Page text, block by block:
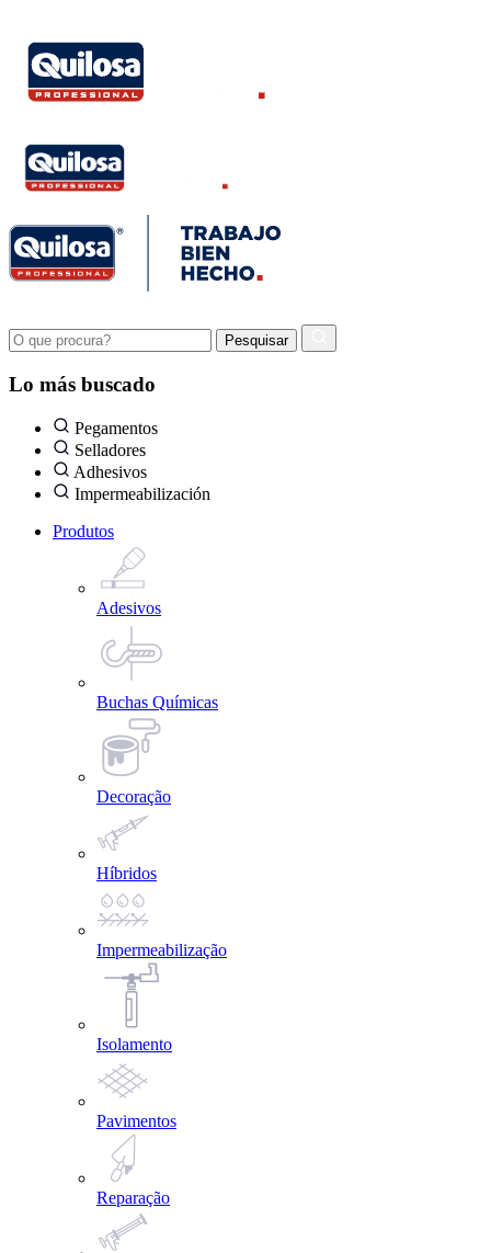
Lo más buscado
Pegamentos
Selladores
Adhesivos
Impermeabilización
Produtos
Adesivos
Buchas Químicas
Decoração
Híbridos
Impermeabilização
Isolamento
Pavimentos
Reparação